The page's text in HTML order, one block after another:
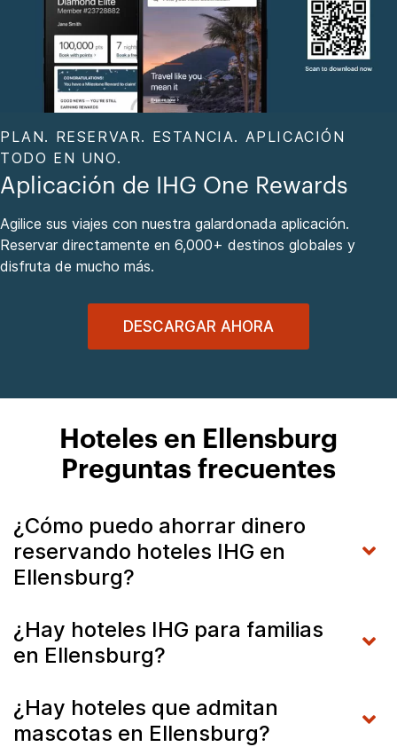
PLAN. RESERVAR. ESTANCIA. APLICACIÓN
TODO EN UNO.
Aplicación de IHG One Rewards
Agilice sus viajes con nuestra galardonada aplicación.
Reservar directamente en 6,000+ destinos globales y
disfruta de mucho más.
DESCARGAR AHORA
Hoteles en Ellensburg
Preguntas frecuentes
¿Cómo puedo ahorrar dinero
reservando hoteles IHG en
Ellensburg?
¿Hay hoteles IHG para familias
en Ellensburg?
¿Hay hoteles que admitan
mascotas en Ellensburg?